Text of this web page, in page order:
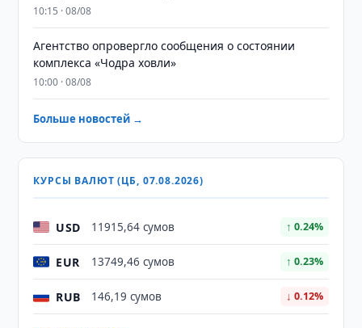
10:15 · 08/08
Агентство опровергло сообщения о состоянии
комплекса «Чодра ховли»
10:00 · 08/08
Больше новостей →
КУРСЫ ВАЛЮТ (ЦБ, 07.08.2026)
USD 11915,64 сумов ↑ 0.24%
EUR 13749,46 сумов ↑ 0.23%
RUB 146,19 сумов ↓ 0.12%